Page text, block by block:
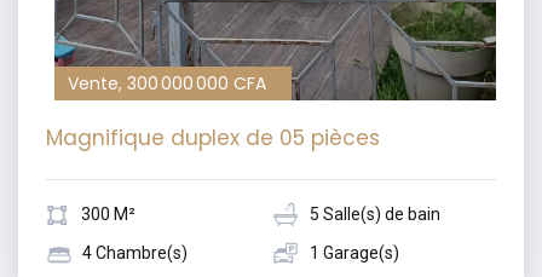
Vente, 300 000 000 CFA
Magnifique duplex de 05 pièces
300 M²
5 Salle(s) de bain
4 Chambre(s)
1 Garage(s)